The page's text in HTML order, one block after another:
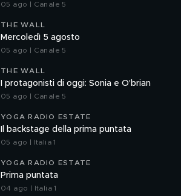
05 ago | Canale 5
THE WALL
Mercoledì 5 agosto
05 ago | Canale 5
THE WALL
I protagonisti di oggi: Sonia e O'brian
05 ago | Canale 5
YOGA RADIO ESTATE
Il backstage della prima puntata
05 ago | Italia 1
YOGA RADIO ESTATE
Prima puntata
04 ago | Italia 1